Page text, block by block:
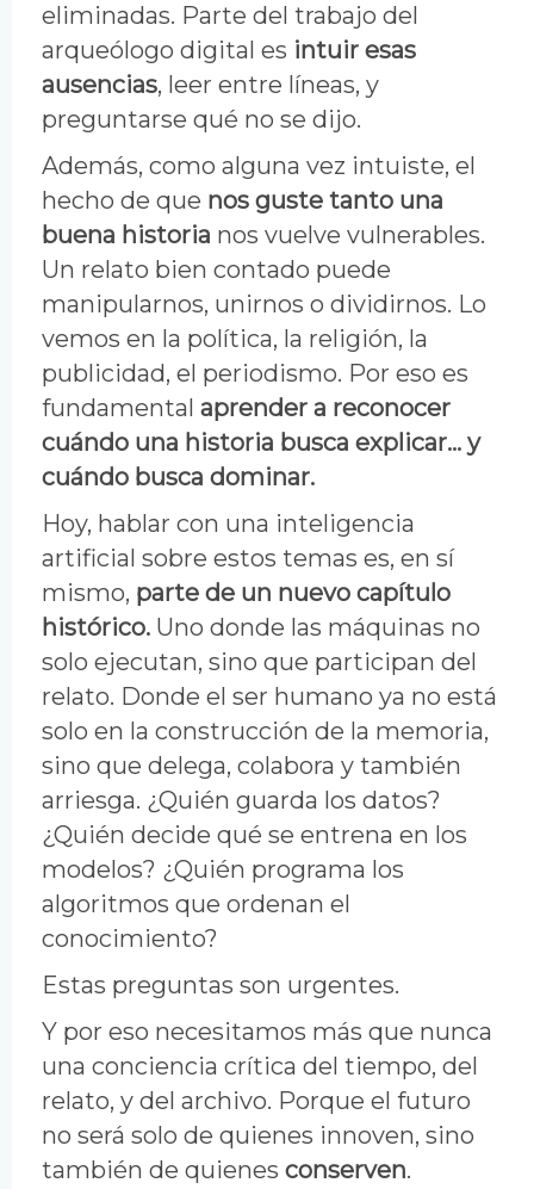
eliminadas. Parte del trabajo del
arqueólogo digital es intuir esas
ausencias, leer entre líneas, y
preguntarse qué no se dijo.
Además, como alguna vez intuiste, el
hecho de que nos guste tanto una
buena historia nos vuelve vulnerables.
Un relato bien contado puede
manipularnos, unirnos o dividirnos. Lo
vemos en la política, la religión, la
publicidad, el periodismo. Por eso es
fundamental aprender a reconocer
cuándo una historia busca explicar… y
cuándo busca dominar.
Hoy, hablar con una inteligencia
artificial sobre estos temas es, en sí
mismo, parte de un nuevo capítulo
histórico. Uno donde las máquinas no
solo ejecutan, sino que participan del
relato. Donde el ser humano ya no está
solo en la construcción de la memoria,
sino que delega, colabora y también
arriesga. ¿Quién guarda los datos?
¿Quién decide qué se entrena en los
modelos? ¿Quién programa los
algoritmos que ordenan el
conocimiento?
Estas preguntas son urgentes.
Y por eso necesitamos más que nunca
una conciencia crítica del tiempo, del
relato, y del archivo. Porque el futuro
no será solo de quienes innoven, sino
también de quienes conserven.